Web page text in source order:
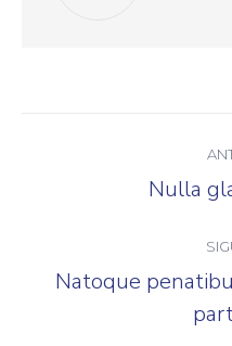
Nulla
Natoque